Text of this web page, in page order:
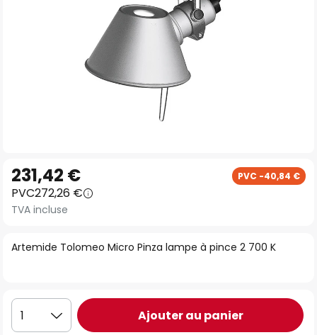
to
the
beginning
the
Artemide Tolomeo Micro Pinza lampe à pince 2 700 K
231,42 € PVC -40,84 €
PVC272,26 €
TVA incluse
1 Ajouter au panier